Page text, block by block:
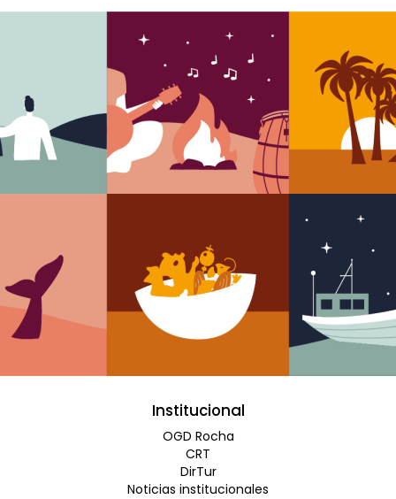
Institucional
OGD Rocha
CRT
DirTur
Noticias institucionales